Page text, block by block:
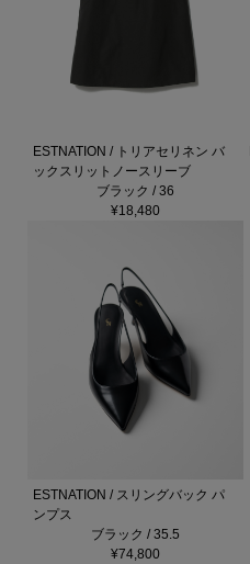
ESTNATION / トリアセリネン バ
ックスリットノースリーブ
ブラック / 36
¥18,480
ESTNATION / スリングバック パ
ンプス
ブラック / 35.5
¥74,800